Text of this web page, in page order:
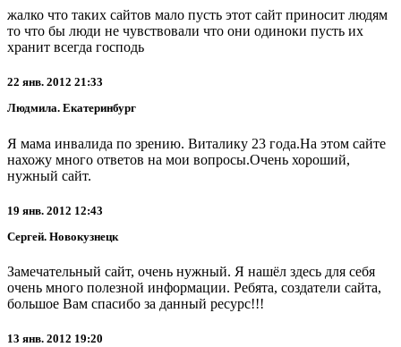
жалко что таких сайтов мало пусть этот сайт приносит людям
то что бы люди не чувствовали что они одиноки пусть их
хранит всегда господь
22 янв. 2012 21:33
Людмила. Екатеринбург
Я мама инвалида по зрению. Виталику 23 года.На этом сайте
нахожу много ответов на мои вопросы.Очень хороший,
нужный сайт.
19 янв. 2012 12:43
Сергей. Новокузнецк
Замечательный сайт, очень нужный. Я нашёл здесь для себя
очень много полезной информации. Ребята, создатели сайта,
большое Вам спасибо за данный ресурс!!!
13 янв. 2012 19:20